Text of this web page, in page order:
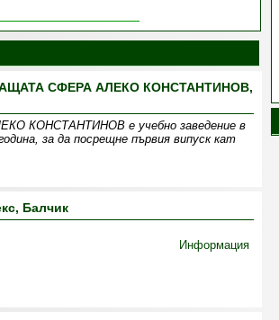
СФЕРА АЛЕКО КОНСТАНТИНОВ,
КОНСТАНТИНОВ е учебно заведение в
за да посрещне първия випуск кат
Балчик
Информация